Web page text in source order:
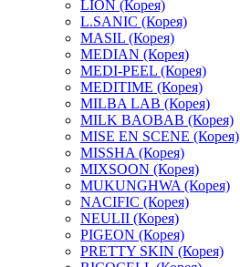
LION (Корея)
L.SANIC (Корея)
MASIL (Корея)
MEDIAN (Корея)
MEDI-PEEL (Корея)
MEDITIME (Корея)
MILBA LAB (Корея)
MILK BAOBAB (Корея)
MISE EN SCENE (Корея)
MISSHA (Корея)
MIXSOON (Корея)
MUKUNGHWA (Корея)
NACIFIC (Корея)
NEULII (Корея)
PIGEON (Корея)
PRETTY SKIN (Корея)